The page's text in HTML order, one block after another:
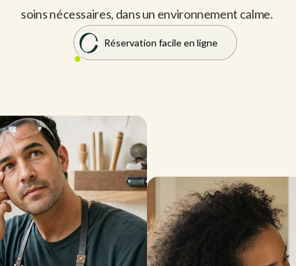
soins nécessaires, dans un environnement calme.
Réservation facile en ligne